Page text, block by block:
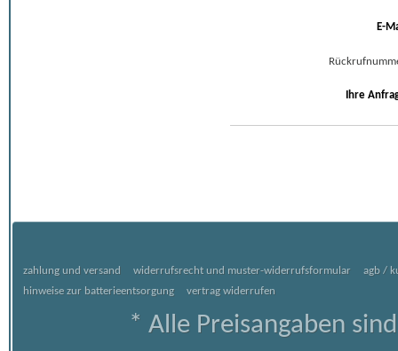
E-
Ihre
zahlung und versand widerrufsrecht und muster-widerrufsformular
agb /
hinweise zur batterieentsorgung
vertrag widerrufen
* Alle Preisangaben